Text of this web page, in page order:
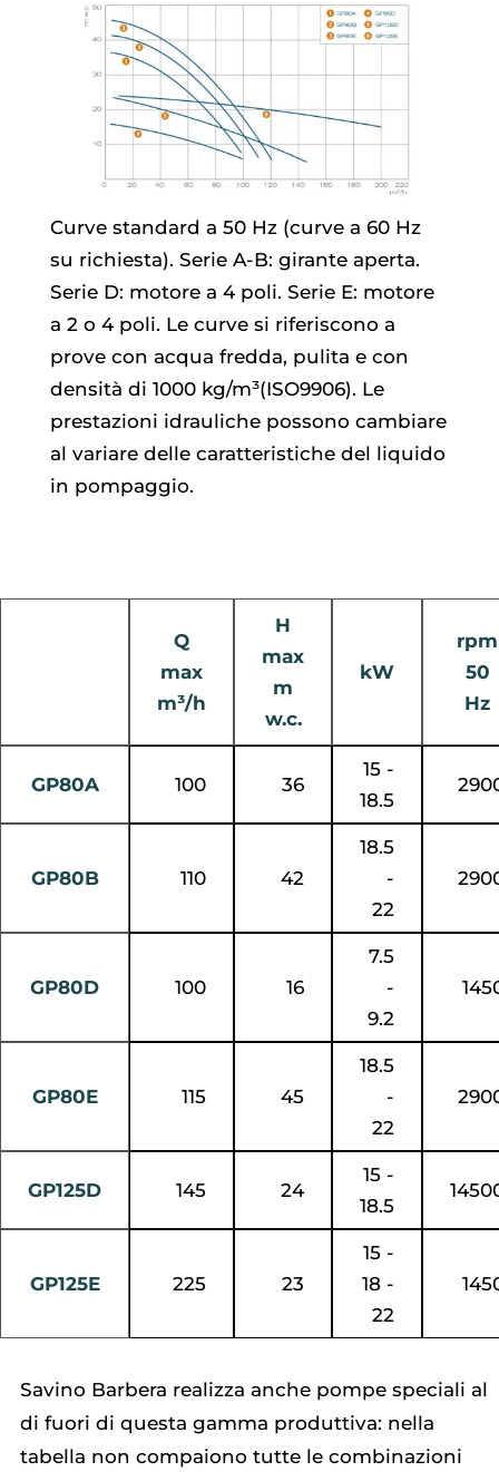
Curve standard a 50 Hz (curve a 60 Hz
su richiesta). Serie A-B: girante aperta.
Serie D: motore a 4 poli. Serie E: motore
a 2 o 4 poli. Le curve si riferiscono a
prove con acqua fredda, pulita e con
densità di 1000 kg/m³(ISO9906). Le
prestazioni idrauliche possono cambiare
al variare delle caratteristiche del liquido
in pompaggio.
Q
max
m³/h
H
max
m
w.c.
kW
rpm
50
Hz
GP80A 100 36
15 -
18.5
GP80B 110 42
18.5
-
22
GP80D 100 16
7.5
-
9.2
GP80E 115 45
18.5
-
22
GP125D 145 24
15 -
18.5
GP125E 225 23
15 -
18 -
22
Savino Barbera realizza anche pompe speciali al
di fuori di questa gamma produttiva: nella
tabella non compaiono tutte le combinazioni